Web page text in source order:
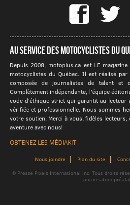
Au service des motocyclistes du
Depuis 2008, motoplus.ca est LE
motocyclistes du Québec. Il est réalisé
composée de journalistes de talent et
Complètement indépendante, l'équipe
code d'éthique strict qui garantit au lecteur
vérifiée et professionnelle. Nous sommes
votre soutien. Merci à vous, fidèles
aventure avec nous!
OBTENEZ LES MÉDIAKIT
Nous joindre Plan du site
© Presse Pixels International inc. Tous droits
autorisation